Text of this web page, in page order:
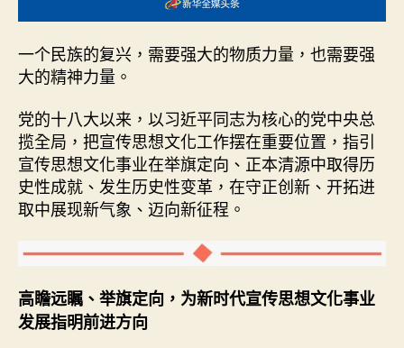
发
实
_
中
国
网〉
一个民族的复兴，需要强大的物质力量，也需要强
大的精神力量。
党的十八大以来，以习近平同志为核心的党中央总
揽全局，把宣传思想文化工作摆在重要位置，指引
宣传思想文化事业在举旗定向、正本清源中取得历
史性成就、发生历史性变革，在守正创新、开拓进
取中展现新气象、迈向新征程。
高瞻远瞩、举旗定向，为新时代宣传思想文化事业
发展指明前进方向